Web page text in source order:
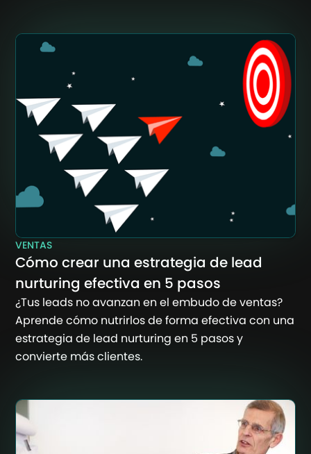
VENTAS
Cómo crear una estrategia de lead
nurturing efectiva en 5 pasos
¿Tus leads no avanzan en el embudo de ventas?
Aprende cómo nutrirlos de forma efectiva con una
estrategia de lead nurturing en 5 pasos y
convierte más clientes.